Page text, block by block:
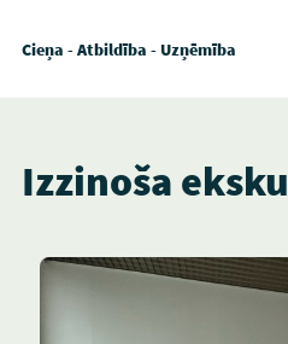
Cieņa - Atbildība - Uzņēmība
Izzinoša